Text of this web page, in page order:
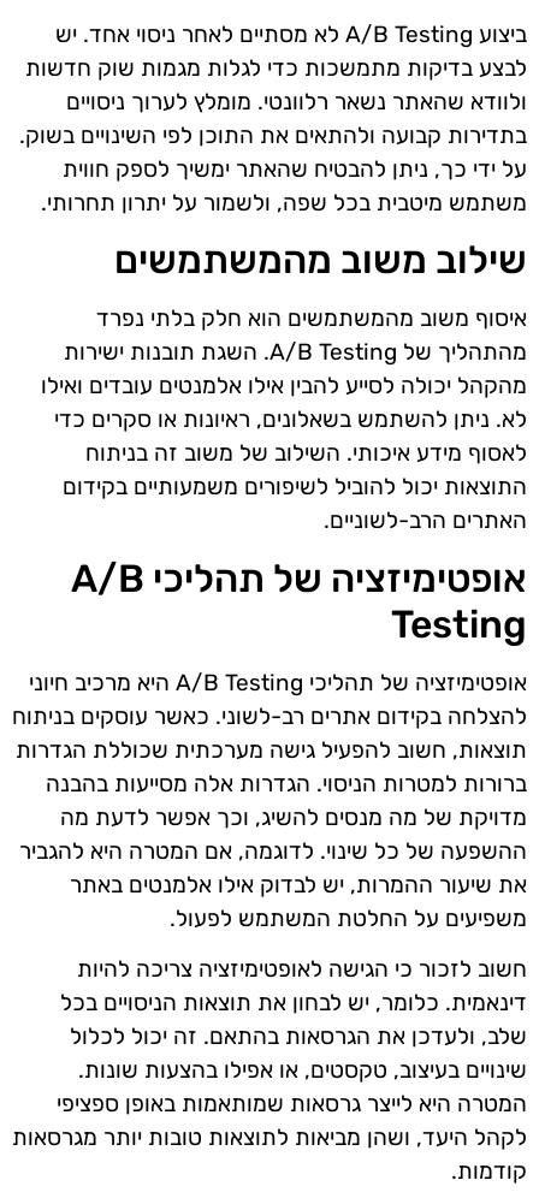
ביצוע A/B Testing לא מסתיים לאחר ניסוי אחד. יש
לבצע בדיקות מתמשכות כדי לגלות מגמות שוק חדשות
ולוודא שהאתר נשאר רלוונטי. מומלץ לערוך ניסויים
בתדירות קבועה ולהתאים את התוכן לפי השינויים בשוק.
על ידי כך, ניתן להבטיח שהאתר ימשיך לספק חווית
משתמש מיטבית בכל שפה, ולשמור על יתרון תחרותי.
שילוב משוב מהמשתמשים
איסוף משוב מהמשתמשים הוא חלק בלתי נפרד
מהתהליך של A/B Testing. השגת תובנות ישירות
מהקהל יכולה לסייע להבין אילו אלמנטים עובדים ואילו
לא. ניתן להשתמש בשאלונים, ראיונות או סקרים כדי
לאסוף מידע איכותי. השילוב של משוב זה בניתוח
התוצאות יכול להוביל לשיפורים משמעותיים בקידום
האתרים הרב-לשוניים.
אופטימיזציה של תהליכי A/B
Testing
אופטימיזציה של תהליכי A/B Testing היא מרכיב חיוני
להצלחה בקידום אתרים רב-לשוני. כאשר עוסקים בניתוח
תוצאות, חשוב להפעיל גישה מערכתית שכוללת הגדרות
ברורות למטרות הניסוי. הגדרות אלה מסייעות בהבנה
מדויקת של מה מנסים להשיג, וכך אפשר לדעת מה
ההשפעה של כל שינוי. לדוגמה, אם המטרה היא להגביר
את שיעור ההמרות, יש לבדוק אילו אלמנטים באתר
משפיעים על החלטת המשתמש לפעול.
חשוב לזכור כי הגישה לאופטימיזציה צריכה להיות
דינאמית. כלומר, יש לבחון את תוצאות הניסויים בכל
שלב, ולעדכן את הגרסאות בהתאם. זה יכול לכלול
שינויים בעיצוב, טקסטים, או אפילו בהצעות שונות.
המטרה היא לייצר גרסאות שמותאמות באופן ספציפי
לקהל היעד, ושהן מביאות לתוצאות טובות יותר מגרסאות
קודמות.